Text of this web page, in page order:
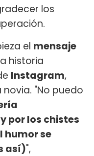
los
el mensaje
historia
Instagram,
"No puedo
por los chistes
humor se
así)",